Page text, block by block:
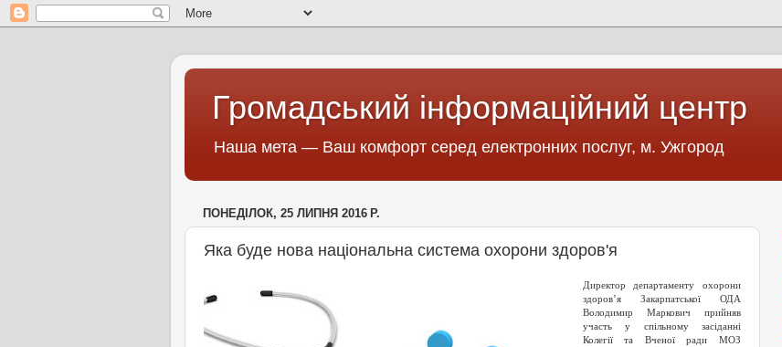
Громадський інформаційний центр
Наша мета — Ваш комфорт серед електронних послуг, м. Ужгород
ПОНЕДІЛОК, 25 ЛИПНЯ 2016 Р.
Яка буде нова національна система охорони здоров'я
Директор департаменту охорони
здоров’я Закарпатської ОДА
Володимир Маркович прийняв
участь у спільному засіданні
Колегії та Вченої ради МОЗ